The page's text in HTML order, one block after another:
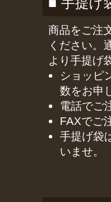
商品をご注
ください。
より手提げ
ショッピ
数をお申
電話でご
FAXでご
手提げ袋
いませ。